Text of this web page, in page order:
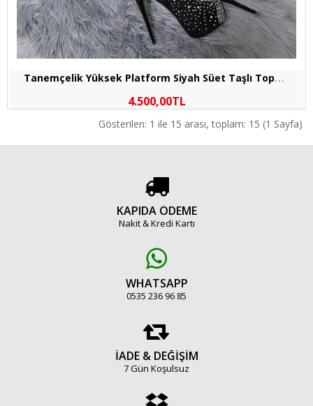
T
anemçelik Yüksek Platform Siyah Süet Taşlı Topuklu Abiye Çizme
4.500,00TL
Gösterilen: 1 ile 15 arası, toplam: 15 (1 Sayfa)
KAPIDA ÖDEME
Nakit & Kredi Kartı
WHATSAPP
0535 236 96 85
İADE & DEĞİŞİM
7 Gün Koşulsuz